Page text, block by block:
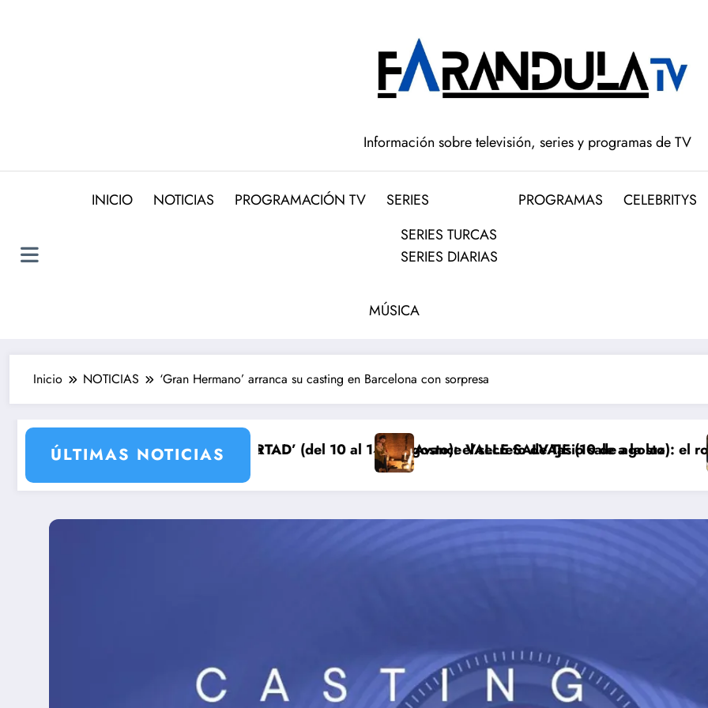
Información sobre televisión, series y programas de TV
INICIO NOTICIAS PROGRAMACIÓN TV
SERIES
SERIES TURCAS
SERIES DIARIAS
PROGRAMAS CELEBRITYS
MÚSICA
Inicio NOTICIAS ‘Gran Hermano’ arranca su casting en Barcelona con sorpresa
ÚLTIMAS NOTICIAS
su venganza
DE LIBERTAD’ (del 10 al 14de agosto): el secreto de Tasio sale a la luz
Avance VALLE SALVAJE (10 de agosto): el robo de los bebés sale
Avance ‘LA